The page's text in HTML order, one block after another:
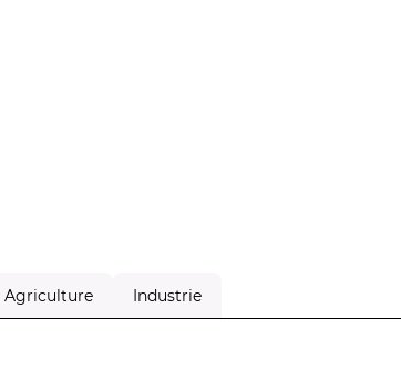
Agriculture Industrie